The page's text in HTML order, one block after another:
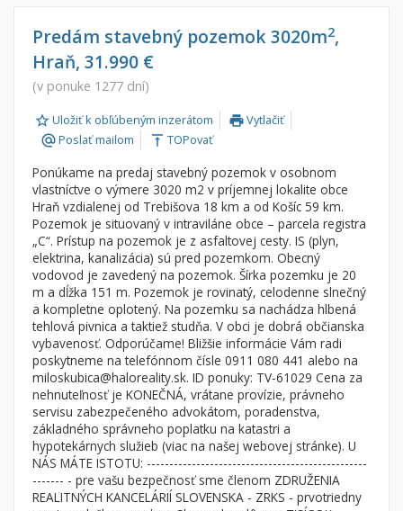
Predaj
Prenájom
Od:
Do:
Lokalita
×
×
Košický (kraj)
Byt
Garsónky
Dvojgarsónky
1-izbové
2-izbové
3-izbové
4 a viac izbové byty
Dom
Vila
Chalupa
Pozemok
Stavebné pozemky
Predám stavebný pozemok 3020m2,
Hraň, 31.990 €
(v ponuke 1277 dní)
Uložiť k obľúbeným inzerátom printVytlačiť
alternate_emailPoslať mailom vertical_align_top TOPovať
Ponúkame na predaj stavebný pozemok v osobnom
vlastníctve o výmere 3020 m2 v príjemnej lokalite obce
Hraň vzdialenej od Trebišova 18 km a od Košíc 59 km.
Pozemok je situovaný v intraviláne obce – parcela registra
„C“. Prístup na pozemok je z asfaltovej cesty. IS (plyn,
elektrina, kanalizácia) sú pred pozemkom. Obecný
vodovod je zavedený na pozemok. Šírka pozemku je 20
m a dĺžka 151 m. Pozemok je rovinatý, celodenne slnečný
a kompletne oplotený. Na pozemku sa nachádza hlbená
tehlová pivnica a taktiež studňa. V obci je dobrá občianska
vybavenosť. Odporúčame! Bližšie informácie Vám radi
poskytneme na telefónnom čísle 0911 080 441 alebo na
miloskubica@haloreality.sk. ID ponuky: TV-61029 Cena za
nehnuteľnosť je KONEČNÁ, vrátane provízie, právneho
servisu zabezpečeného advokátom, poradenstva,
základného správneho poplatku na katastri a
hypotekárnych služieb (viac na našej webovej stránke). U
NÁS MÁTE ISTOTU: -------------------------------------------------
------- - pre vašu bezpečnosť sme členom ZDRUŽENIA
REALITNÝCH KANCELÁRIÍ SLOVENSKA - ZRKS - prvotriedny